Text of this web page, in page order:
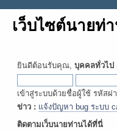
เว็บไซต์นาย
ยินดีต้อนรับคุณ, บุคคลทั่วไป
เข้าสู่ระบบด้วยชื่อผู้ใช้ รหัสผ่
ข่าว : แจ้งปัญหา bug ระบบ
ติดตามเว็บนายท่านได้ที่นี่